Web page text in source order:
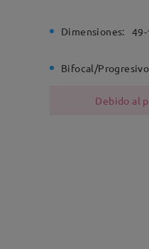
Dimensiones:
Bifocal/
Debido al